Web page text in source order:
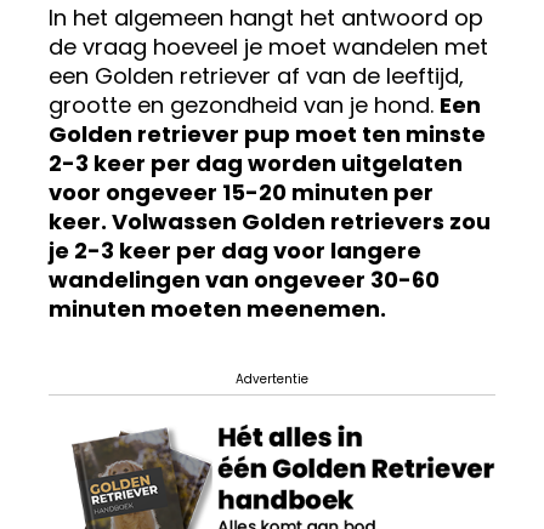
In het algemeen hangt het antwoord op
de vraag hoeveel je moet wandelen met
een Golden retriever af van de leeftijd,
grootte en gezondheid van je hond. Een
Golden retriever pup moet ten minste
2-3 keer per dag worden uitgelaten
voor ongeveer 15-20 minuten per
keer. Volwassen Golden retrievers zou
je 2-3 keer per dag voor langere
wandelingen van ongeveer 30-60
minuten moeten meenemen.
Advertentie